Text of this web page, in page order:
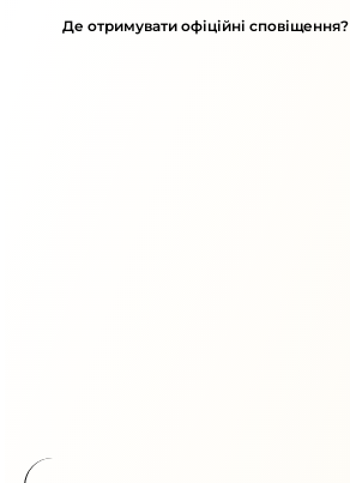
Де отримувати офіційні сповіщення?